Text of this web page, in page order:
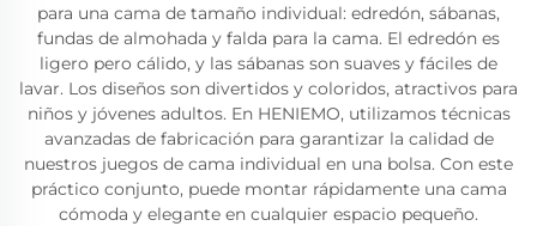
para una cama de tamaño individual: edredón, sábanas,
fundas de almohada y falda para la cama. El edredón es
ligero pero cálido, y las sábanas son suaves y fáciles de
lavar. Los diseños son divertidos y coloridos, atractivos para
niños y jóvenes adultos. En HENIEMO, utilizamos técnicas
avanzadas de fabricación para garantizar la calidad de
nuestros juegos de cama individual en una bolsa. Con este
práctico conjunto, puede montar rápidamente una cama
cómoda y elegante en cualquier espacio pequeño.